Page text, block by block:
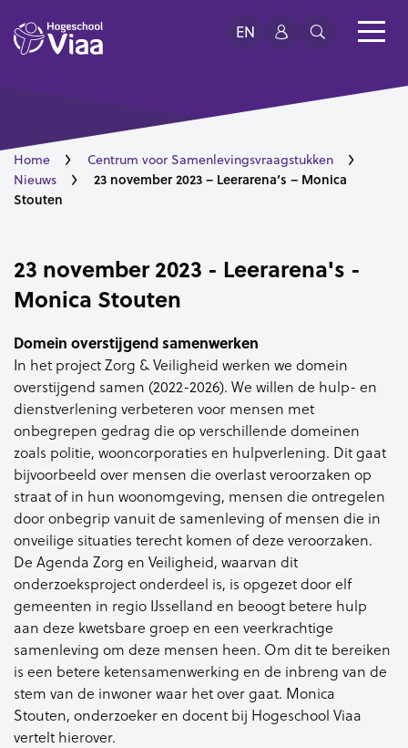
EN
Home
Centrum voor Samenlevingsvraagstukken
Nieuws
23 november 2023 – Leerarena’s – Monica
Stouten
23 november 2023 - Leerarena's -
Monica Stouten
Domein overstijgend samenwerken
In het project Zorg & Veiligheid werken we domein
overstijgend samen (2022-2026). We willen de hulp- en
dienstverlening verbeteren voor mensen met
onbegrepen gedrag die op verschillende domeinen
zoals politie, wooncorporaties en hulpverlening. Dit gaat
bijvoorbeeld over mensen die overlast veroorzaken op
straat of in hun woonomgeving, mensen die ontregelen
door onbegrip vanuit de samenleving of mensen die in
onveilige situaties terecht komen of deze veroorzaken.
De Agenda Zorg en Veiligheid, waarvan dit
onderzoeksproject onderdeel is, is opgezet door elf
gemeenten in regio IJsselland en beoogt betere hulp
aan deze kwetsbare groep en een veerkrachtige
samenleving om deze mensen heen. Om dit te bereiken
is een betere ketensamenwerking en de inbreng van de
stem van de inwoner waar het over gaat. Monica
Stouten, onderzoeker en docent bij Hogeschool Viaa
vertelt hierover.